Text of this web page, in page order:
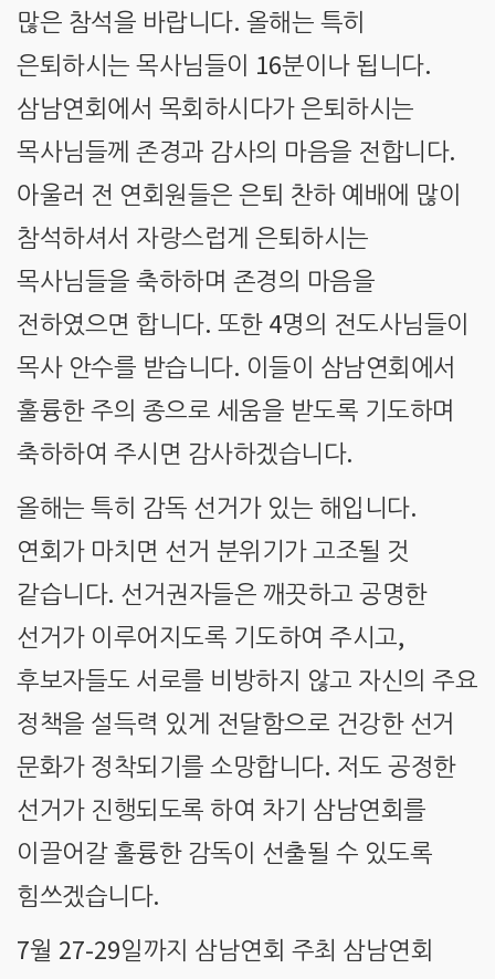
많은 참석을 바랍니다. 올해는 특히
은퇴하시는 목사님들이 16분이나 됩니다.
삼남연회에서 목회하시다가 은퇴하시는
목사님들께 존경과 감사의 마음을 전합니다.
아울러 전 연회원들은 은퇴 찬하 예배에 많이
참석하셔서 자랑스럽게 은퇴하시는
목사님들을 축하하며 존경의 마음을
전하였으면 합니다. 또한 4명의 전도사님들이
목사 안수를 받습니다. 이들이 삼남연회에서
훌륭한 주의 종으로 세움을 받도록 기도하며
축하하여 주시면 감사하겠습니다.
올해는 특히 감독 선거가 있는 해입니다.
연회가 마치면 선거 분위기가 고조될 것
같습니다. 선거권자들은 깨끗하고 공명한
선거가 이루어지도록 기도하여 주시고,
후보자들도 서로를 비방하지 않고 자신의 주요
정책을 설득력 있게 전달함으로 건강한 선거
문화가 정착되기를 소망합니다. 저도 공정한
선거가 진행되도록 하여 차기 삼남연회를
이끌어갈 훌륭한 감독이 선출될 수 있도록
힘쓰겠습니다.
7월 27-29일까지 삼남연회 주최 삼남연회